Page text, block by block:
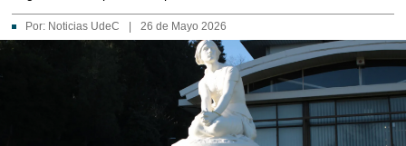
Por: Noticias UdeC 26 de Mayo 2026